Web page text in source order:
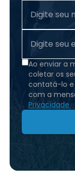
Ao enviar a
coletar os
contatá-lo e
com a
Privacidade